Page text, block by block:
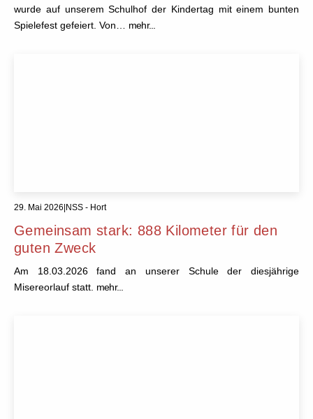
wurde auf unserem Schulhof der Kindertag mit einem bunten
Spielefest gefeiert. Von… mehr...
29. Mai 2026 NSS - Hort
Gemeinsam stark: 888 Kilometer für den
guten Zweck
Am 18.03.2026 fand an unserer Schule der diesjährige
Misereorlauf statt. mehr...